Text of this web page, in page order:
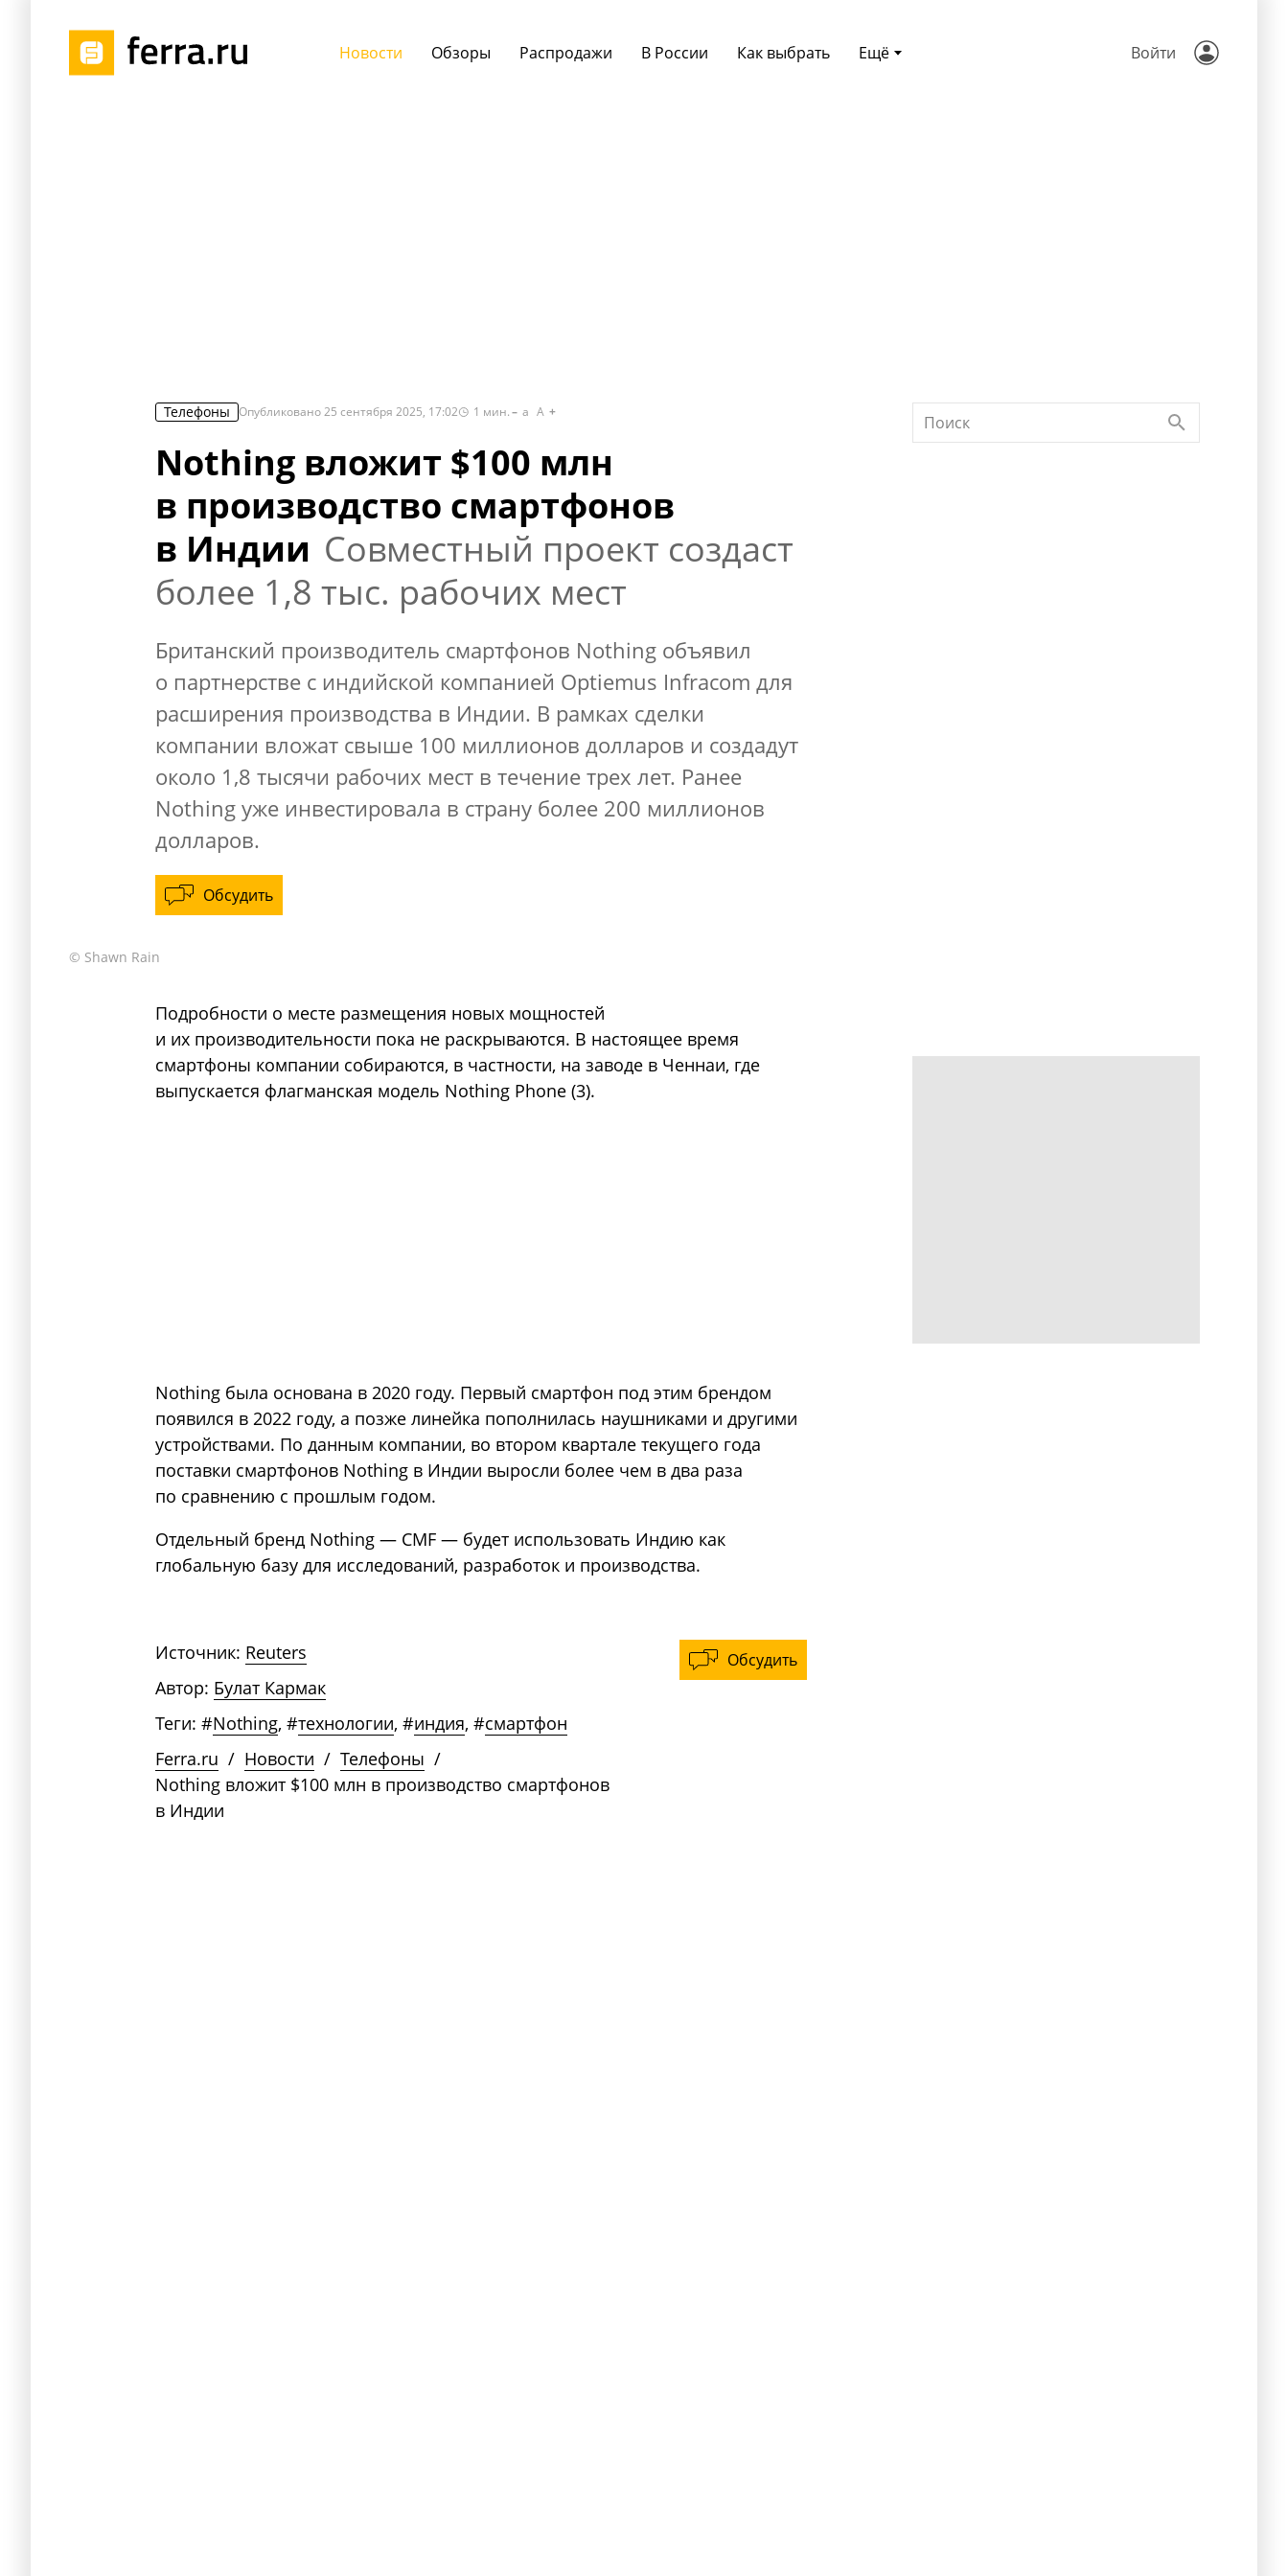
Ещё
Новости Обзоры Распродажи В России Как выбрать Войти
Телефоны Опубликовано25 сентября 2025, 17:02 1 мин. a A
Nothing вложит $100 млн
в производство смартфонов
в Индии Совместный проект создаст
более 1,8 тыс. рабочих мест
Британский производитель смартфонов Nothing объявил
о партнерстве с индийской компанией Optiemus Infracom для
расширения производства в Индии. В рамках сделки
компании вложат свыше 100 миллионов долларов и создадут
около 1,8 тысячи рабочих мест в течение трех лет. Ранее
Nothing уже инвестировала в страну более 200 миллионов
долларов.
Обсудить
© Shawn Rain
Подробности о месте размещения новых мощностей
и их производительности пока не раскрываются. В настоящее время
смартфоны компании собираются, в частности, на заводе в Ченнаи, где
выпускается флагманская модель Nothing Phone (3).
Nothing была основана в 2020 году. Первый смартфон под этим брендом
появился в 2022 году, а позже линейка пополнилась наушниками и другими
устройствами. По данным компании, во втором квартале текущего года
поставки смартфонов Nothing в Индии выросли более чем в два раза
по сравнению с прошлым годом.
Отдельный бренд Nothing — CMF — будет использовать Индию как
глобальную базу для исследований, разработок и производства.
Обсудить
Источник: Reuters
Автор: Булат Кармак
Теги: #Nothing, #технологии, #индия, #смартфон
Ferra.ru / Новости / Телефоны /
Nothing вложит $100 млн в производство смартфонов
в Индии